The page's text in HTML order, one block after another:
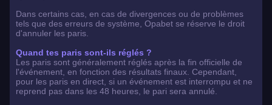
Dans certains cas, en cas de divergences ou de problèmes
tels que des erreurs de système, Opabet se réserve le droit
d'annuler les paris.
Quand tes paris sont-ils réglés ?
Les paris sont généralement réglés après la fin officielle de
l'événement, en fonction des résultats finaux. Cependant,
pour les paris en direct, si un événement est interrompu et ne
reprend pas dans les 48 heures, le pari sera annulé.